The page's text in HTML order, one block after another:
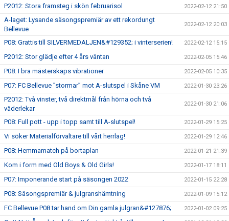
P2012: Stora framsteg i skön februarisol 2022-02-12 21:50
A-laget: Lysande säsongspremiär av ett rekordungt
Bellevue
2022-02-12 20:03
P08: Grattis till SILVERMEDALJEN&#129352; i vinterserien! 2022-02-12 15:15
P2012: Stor glädje efter 4 års väntan 2022-02-05 15:46
P08: I bra mästerskaps vibrationer 2022-02-05 10:35
P07: FC Bellevue ”stormar” mot A-slutspel i Skåne VM 2022-01-30 23:26
P2012: Två vinster, två direktmål från hörna och två
väderlekar
2022-01-30 21:06
P08: Full pott - upp i topp samt till A-slutspel! 2022-01-29 15:25
Vi söker Materialförvaltare till vårt herrlag! 2022-01-29 12:46
P08: Hemmamatch på bortaplan 2022-01-21 21:39
Kom i form med Old Boys & Old Girls! 2022-01-17 18:11
P07: Imponerande start på säsongen 2022 2022-01-15 22:28
P08: Säsongspremiär & julgranshämtning 2022-01-09 15:12
FC Bellevue P08 tar hand om Din gamla julgran&#127876; 2022-01-02 09:25